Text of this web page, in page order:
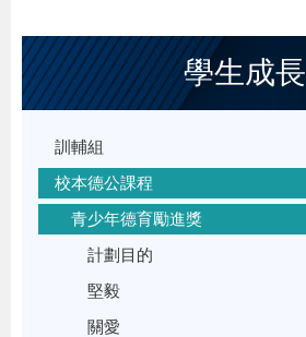
學生成長
訓輔組
校本德公課程
青少年德育勵進獎
計劃目的
堅毅
關愛